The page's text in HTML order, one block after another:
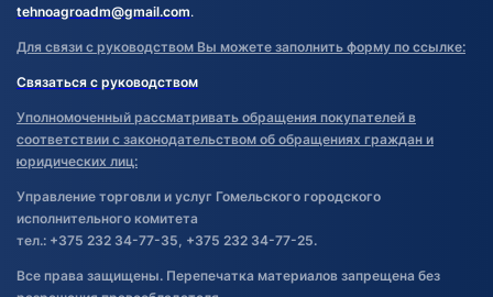
tehnoagroadm@gmail.com.
Для связи с руководством Вы можете заполнить форму по ссылке:
Связаться с руководством
Уполномоченный рассматривать обращения покупателей в
соответствии с законодательством об обращениях граждан и
юридических лиц:
Управление торговли и услуг Гомельского городского
исполнительного комитета
тел.: +375 232 34-77-35, +375 232 34-77-25.
Все права защищены. Перепечатка материалов запрещена без